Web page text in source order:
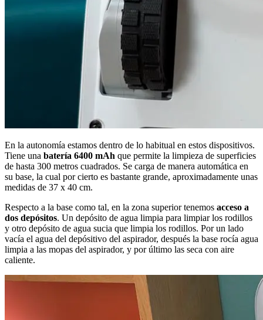
En la autonomía estamos dentro de lo habitual en estos dispositivos.
Tiene una batería 6400 mAh que permite la limpieza de superficies
de hasta 300 metros cuadrados. Se carga de manera automática en
su base, la cual por cierto es bastante grande, aproximadamente unas
medidas de 37 x 40 cm.
Respecto a la base como tal, en la zona superior tenemos acceso a
dos depósitos. Un depósito de agua limpia para limpiar los rodillos
y otro depósito de agua sucia que limpia los rodillos. Por un lado
vacía el agua del depósitivo del aspirador, después la base rocía agua
limpia a las mopas del aspirador, y por último las seca con aire
caliente.